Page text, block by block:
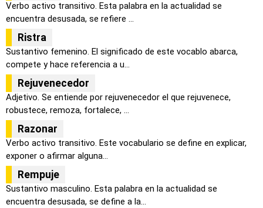
Verbo activo transitivo. Esta palabra en la actualidad se
encuentra desusada, se refiere ...
Ristra
Sustantivo femenino. El significado de este vocablo abarca,
compete y hace referencia a u...
Rejuvenecedor
Adjetivo. Se entiende por rejuvenecedor el que rejuvenece,
robustece, remoza, fortalece, ...
Razonar
Verbo activo transitivo. Este vocabulario se define en explicar,
exponer o afirmar alguna...
Rempuje
Sustantivo masculino. Esta palabra en la actualidad se
encuentra desusada, se define a la...